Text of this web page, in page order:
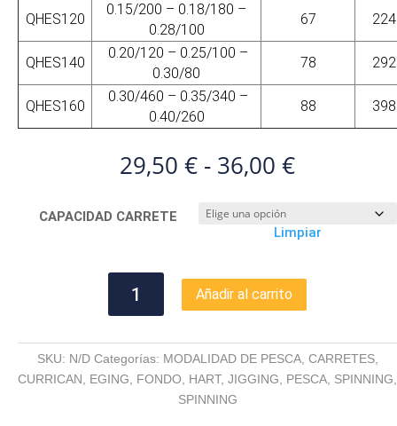
QHES120
0.15/200 – 0.18/180 –
0.28/100
67 224
QHES140
0.20/120 – 0.25/100 –
0.30/80
78 292
QHES160
0.30/460 – 0.35/340 –
0.40/260
88 398
29,50 € - 36,00 €Rango
precios:
desde
29,50 €
36,00 €
CAPACIDAD CARRETE
Limpiar
1
cantidad
Añadir al carrito
SKU: N/D Categorías: MODALIDAD DE PESCA, CARRETES,
CURRICAN, EGING, FONDO, HART, JIGGING, PESCA, SPINNING,
SPINNING